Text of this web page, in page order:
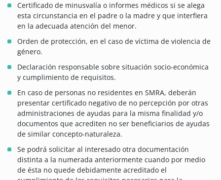
Certificado de minusvalía o informes médicos si se alega
esta circunstancia en el padre o la madre y que interfiera
en la adecuada atención del menor.
Orden de protección, en el caso de víctima de violencia de
género.
Declaración responsable sobre situación socio-económica
y cumplimiento de requisitos.
En caso de personas no residentes en SMRA, deberán
presentar certificado negativo de no percepción por otras
administraciones de ayudas para la misma finalidad y/o
documentos que acrediten no ser beneficiarios de ayudas
de similar concepto-naturaleza.
Se podrá solicitar al interesado otra documentación
distinta a la numerada anteriormente cuando por medio
de ésta no quede debidamente acreditado el